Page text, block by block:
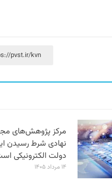
pvst.ir/kvn
مرکز پژوهش‌های
دولت الکترونیکی
۱۴ مرداد ۱۴۰۵